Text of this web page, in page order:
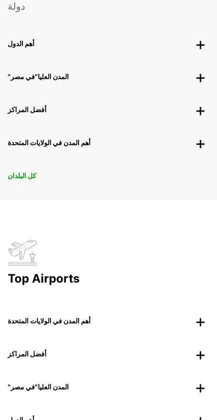
دولة
أهم الدول
"المدن العليا"في مصر
أفضل المراكز
أهم المدن في الولايات المتحدة
كل البلدان
Top Airports
أهم المدن في الولايات المتحدة
أفضل المراكز
"المدن العليا"في مصر